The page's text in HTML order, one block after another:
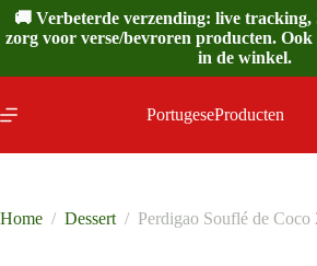
Ga
naar
de
🚚 Verbeterde verzending: live
zorg voor verse/bevroren producten.
in de winkel.
PortugeseProducten
Home / Dessert / Perdigao Souflé de Coco